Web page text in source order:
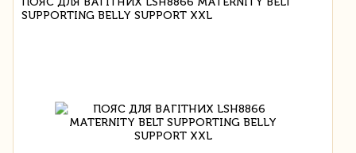
SUPPORTING BELLY SUPPORT XXL